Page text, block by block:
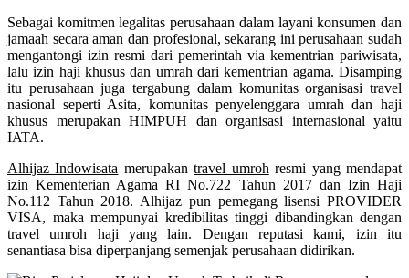
Sebagai komitmen legalitas perusahaan dalam layani konsumen dan
jamaah secara aman dan profesional, sekarang ini perusahaan sudah
mengantongi izin resmi dari pemerintah via kementrian pariwisata,
lalu izin haji khusus dan umrah dari kementrian agama. Disamping
itu perusahaan juga tergabung dalam komunitas organisasi travel
nasional seperti Asita, komunitas penyelenggara umrah dan haji
khusus merupakan HIMPUH dan organisasi internasional yaitu
IATA.
Alhijaz Indowisata merupakantravel umroh resmi yang mendapat
izin Kementerian Agama RI No.722 Tahun 2017 dan Izin Haji
No.112 Tahun 2018. Alhijaz pun pemegang lisensi PROVIDER
VISA, maka mempunyai kredibilitas tinggi dibandingkan dengan
travel umroh haji yang lain. Dengan reputasi kami, izin itu
senantiasa bisa diperpanjang semenjak perusahaan didirikan.